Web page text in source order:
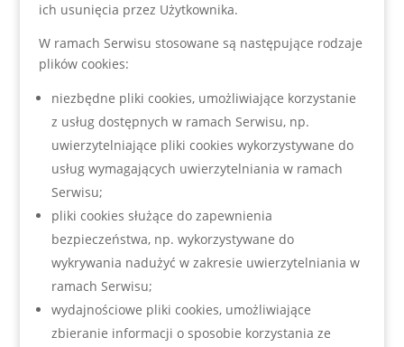
ich usunięcia przez Użytkownika.
W ramach Serwisu stosowane są następujące rodzaje
plików cookies:
niezbędne pliki cookies, umożliwiające korzystanie
z usług dostępnych w ramach Serwisu, np.
uwierzytelniające pliki cookies wykorzystywane do
usług wymagających uwierzytelniania w ramach
Serwisu;
pliki cookies służące do zapewnienia
bezpieczeństwa, np. wykorzystywane do
wykrywania nadużyć w zakresie uwierzytelniania w
ramach Serwisu;
wydajnościowe pliki cookies, umożliwiające
zbieranie informacji o sposobie korzystania ze